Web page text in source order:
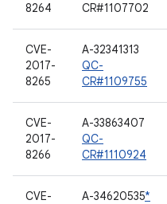
8264
CR#1107702
CVE-
2017-
8265
A-32341313
QC-
CR#1109755
CVE-
2017-
8266
A-33863407
QC-
CR#1110924
CVE-
A-34620535*